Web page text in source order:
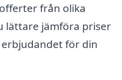
från olika
lättare jämföra priser
för din